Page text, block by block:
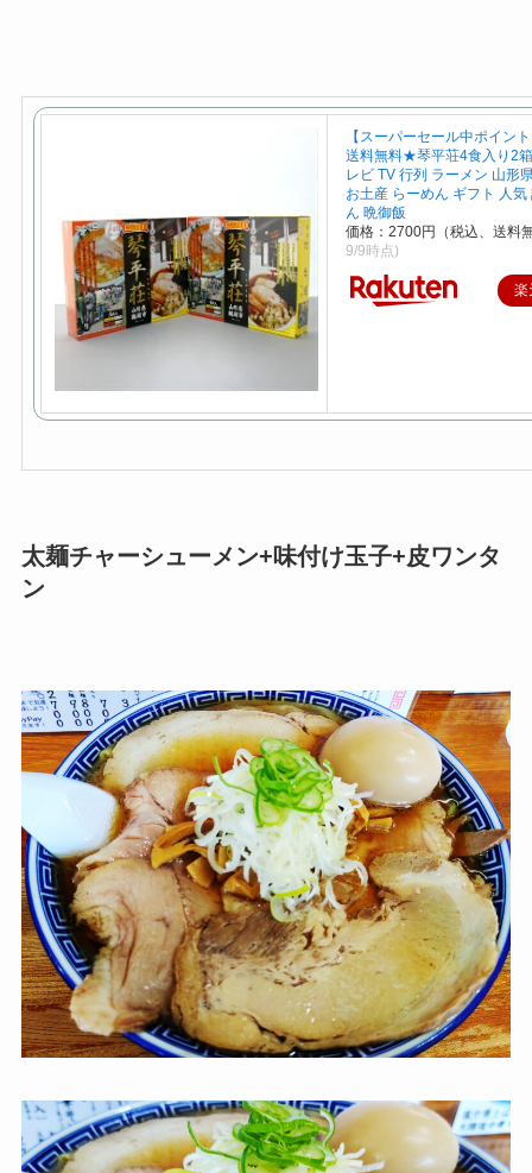
【スーパーセール中ポイン
送料無料★琴平荘4食入り2
レビ TV 行列 ラーメン 山形
お土産 らーめん ギフト 人気
ん 晩御飯
価格：2700円（税込、送料
9/9時点)
楽
太麺チャーシューメン+味付け玉子+皮ワンタ
ン